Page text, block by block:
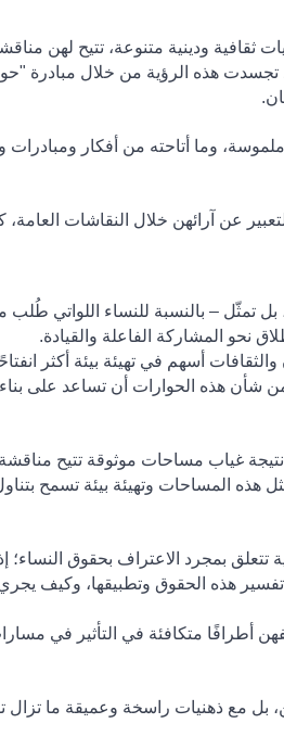
ثقافية ودينية متنوعة، تتيح لهن
تجسدت هذه الرؤية من خلال مبادرة
.
وما أتاحته من أفكار
عن آرائهن خلال النقاشات العامة،
تمثّل – بالنسبة للنساء اللواتي طُلب
نحو المشاركة الفاعلة والقيادة.
أسهم في تهيئة بيئة أكثر
شأن هذه الحوارات أن تساعد على بناء
غياب مساحات موثوقة تتيح مناقشة
هذه المساحات وتهيئة بيئة تسمح
تتعلق بمجرد الاعتراف بحقوق النساء؛
هذه الحقوق وتطبيقها، وكيف
أطرافًا متكافئة في التأثير في
مع ذهنيات راسخة وعميقة ما تزال